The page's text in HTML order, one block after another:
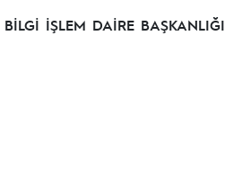
BİLGİ İŞLEM DAİRE BAŞKANLIĞI